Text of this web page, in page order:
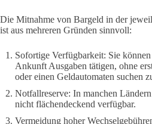
Die Mitnahme von Bargeld in der
ist aus mehreren Gründen sinnvoll:
Sofortige Verfügbarkeit: Sie
Ankunft Ausgaben tätigen, ohne
oder einen Geldautomaten suchen
Notfallreserve: In manchen
nicht flächendeckend verfügbar.
Vermeidung hoher